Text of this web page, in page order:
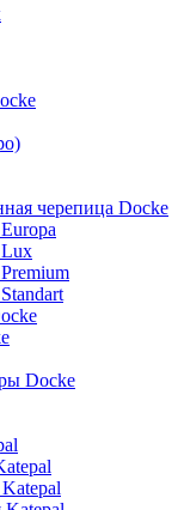
черепица Docke
Docke